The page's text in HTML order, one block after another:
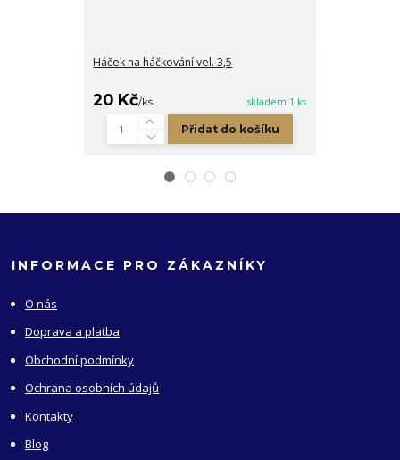
Háček na háčkování vel. 3,5
20 Kč/ks skladem 1 ks
Přidat do košíku
INFORMACE PRO ZÁKAZNÍKY
O nás
Doprava a platba
Obchodní podmínky
Ochrana osobních údajů
Kontakty
Blog